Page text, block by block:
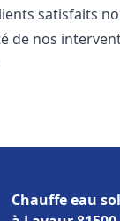
satisfaits
de nos
Chauffe eau